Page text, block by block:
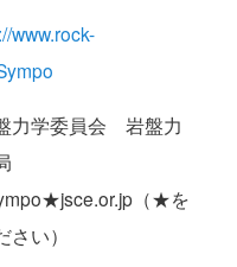
www.rock-
力学委員会 岩盤力
（★を
い）